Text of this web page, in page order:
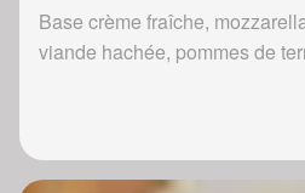
Base crème fraîche,
viande hachée, pommes de